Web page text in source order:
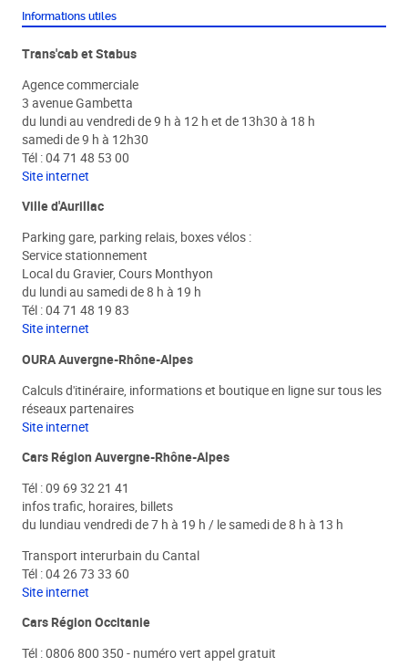
Informations utiles
Trans'cab et Stabus
Agence commerciale
3 avenue Gambetta
du lundi au vendredi de 9 h à 12 h et de 13h30 à 18 h
samedi de 9 h à 12h30
Tél : 04 71 48 53 00
Site internet
Ville d'Aurillac
Parking gare, parking relais, boxes vélos :
Service stationnement
Local du Gravier, Cours Monthyon
du lundi au samedi de 8 h à 19 h
Tél : 04 71 48 19 83
Site internet
OURA Auvergne-Rhône-Alpes
Calculs d'itinéraire, informations et boutique en ligne sur tous les
réseaux partenaires
Site internet
Cars Région Auvergne-Rhône-Alpes
Tél : 09 69 32 21 41
infos trafic, horaires, billets
du lundiau vendredi de 7 h à 19 h / le samedi de 8 h à 13 h
Transport interurbain du Cantal
Tél : 04 26 73 33 60
Site internet
Cars Région Occitanie
Tél : 0806 800 350 - numéro vert appel gratuit